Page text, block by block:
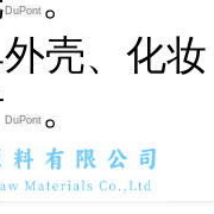
DuPont
外壳、化妆
DuPont 。